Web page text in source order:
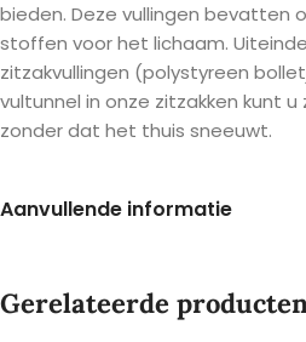
bieden. Deze vullingen bevatten
stoffen voor het lichaam.
zitzakvullingen (polystyreen
vultunnel in onze zitzakken kunt u
zonder dat het thuis sneeuwt.
Aanvullende informatie
Gerelateerde